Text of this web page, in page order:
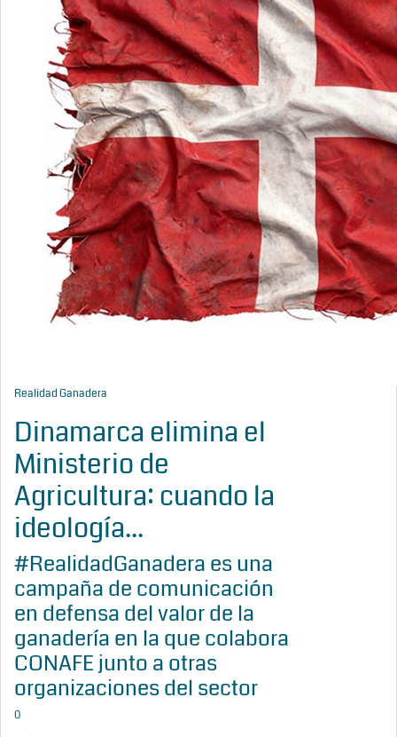
Realidad Ganadera
Dinamarca elimina el
Ministerio de
Agricultura: cuando la
ideología...
#RealidadGanadera es una
campaña de comunicación
en defensa del valor de la
ganadería en la que colabora
CONAFE junto a otras
organizaciones del sector
0